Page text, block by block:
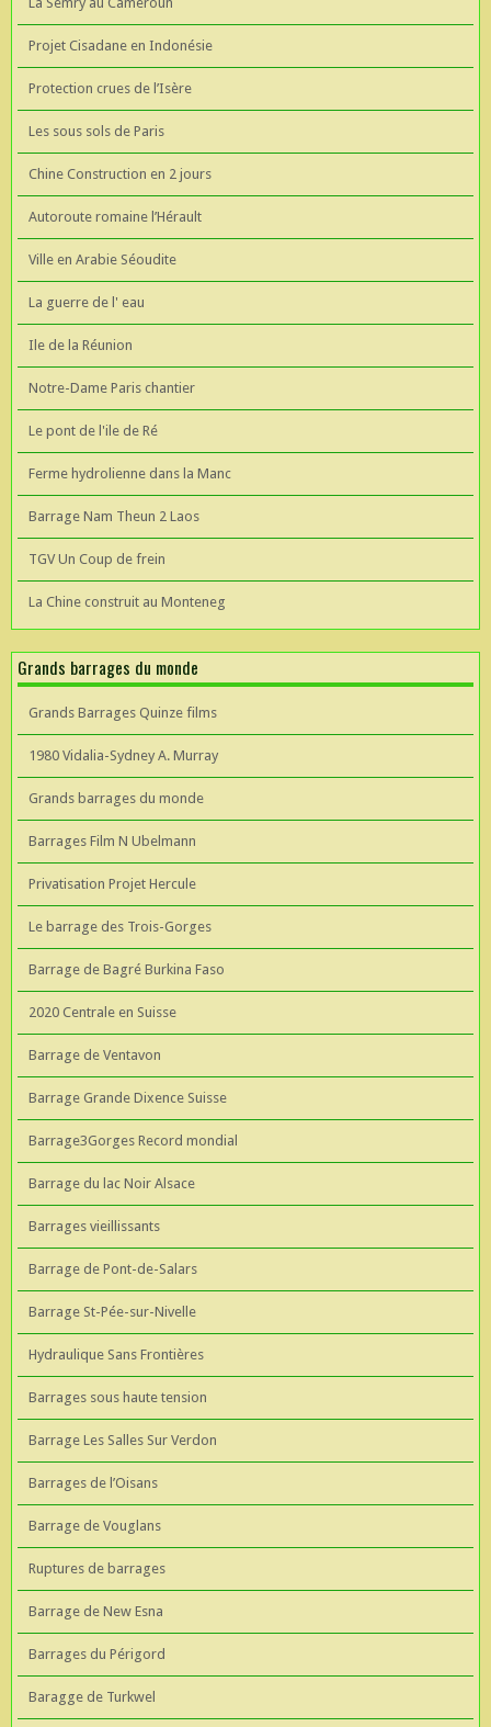
Projet Cisadane en Indonésie
Protection crues de l’Isère
Les sous sols de Paris
Chine Construction en 2 jours
Autoroute romaine l’Hérault
Ville en Arabie Séoudite
La guerre de l' eau
Ile de la Réunion
Notre-Dame Paris chantier
Le pont de l'ile de Ré
Ferme hydrolienne dans la Manc
Barrage Nam Theun 2 Laos
TGV Un Coup de frein
La Chine construit au Monteneg
Grands barrages du monde
Grands Barrages Quinze films
1980 Vidalia-Sydney A. Murray
Grands barrages du monde
Barrages Film N Ubelmann
Privatisation Projet Hercule
Le barrage des Trois-Gorges
Barrage de Bagré Burkina Faso
2020 Centrale en Suisse
Barrage de Ventavon
Barrage Grande Dixence Suisse
Barrage3Gorges Record mondial
Barrage du lac Noir Alsace
Barrages vieillissants
Barrage de Pont-de-Salars
Barrage St-Pée-sur-Nivelle
Hydraulique Sans Frontières
Barrages sous haute tension
Barrage Les Salles Sur Verdon
Barrages de l’Oisans
Barrage de Vouglans
Ruptures de barrages
Barrage de New Esna
Barrages du Périgord
Baragge de Turkwel